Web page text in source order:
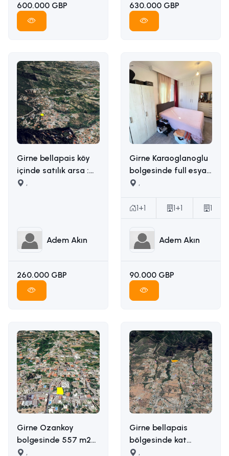
600.000 GBP 630.000 GBP
Girne bellapais köy
içinde satılık arsa :
İLETİŞİM: ADEM AKIN
,
Adem Akın
260.000 GBP
Girne Karaoglanoglu
bolgesinde full esyali
satilik 1+1 daire
05338314949
,
1+1 1+1 1
Adem Akın
90.000 GBP
Girne Ozankoy
bolgesinde 557 m2
satilik arsa İLETİŞİM
,
Girne bellapais
bölgesinde kat
karşılığı arazi
,